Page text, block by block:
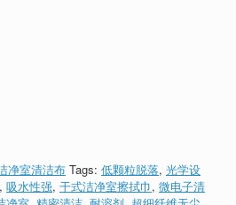
净室清洁布 Tags: 低颗粒脱落, 光学设
, 吸水性强, 干式洁净室擦拭巾, 微电子清